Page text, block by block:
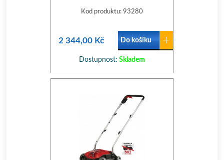
Kod produktu: 93280
2 344,00 Kč Do košíku
Dostupnost: Skladem